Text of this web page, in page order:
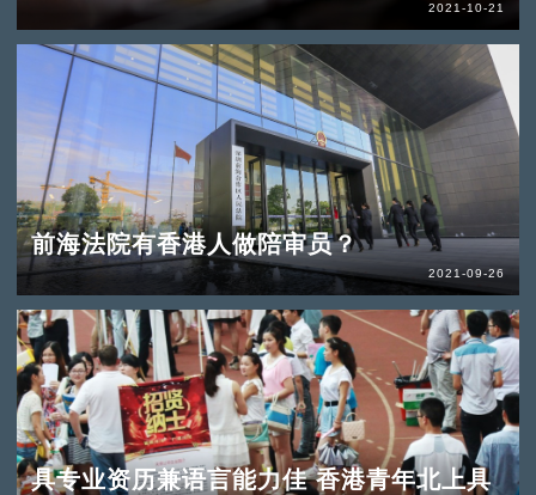
2021-10-21
前海法院有香港人做陪审员？
2021-09-26
具专业资历兼语言能力佳 香港青年北上具